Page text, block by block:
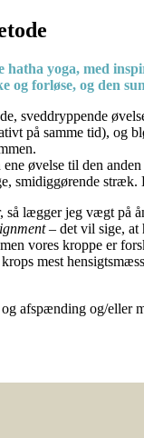
yoga, med
og forløse, og den
sveddryppende
på samme tid), og
øvelse til den
smidiggørende
så lægger jeg vægt på
– det vil sige, at
vores kroppe er
mest
afspænding og/eller